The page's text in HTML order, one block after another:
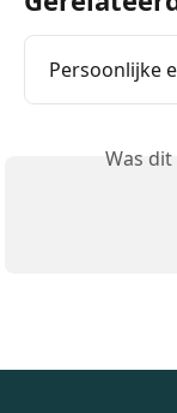
Persoonlijke
Was